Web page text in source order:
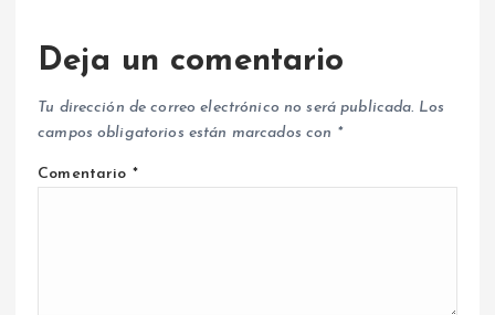
Deja un comentario
Tu dirección de correo electrónico no será publicada. Los
campos obligatorios están marcados con *
Comentario *